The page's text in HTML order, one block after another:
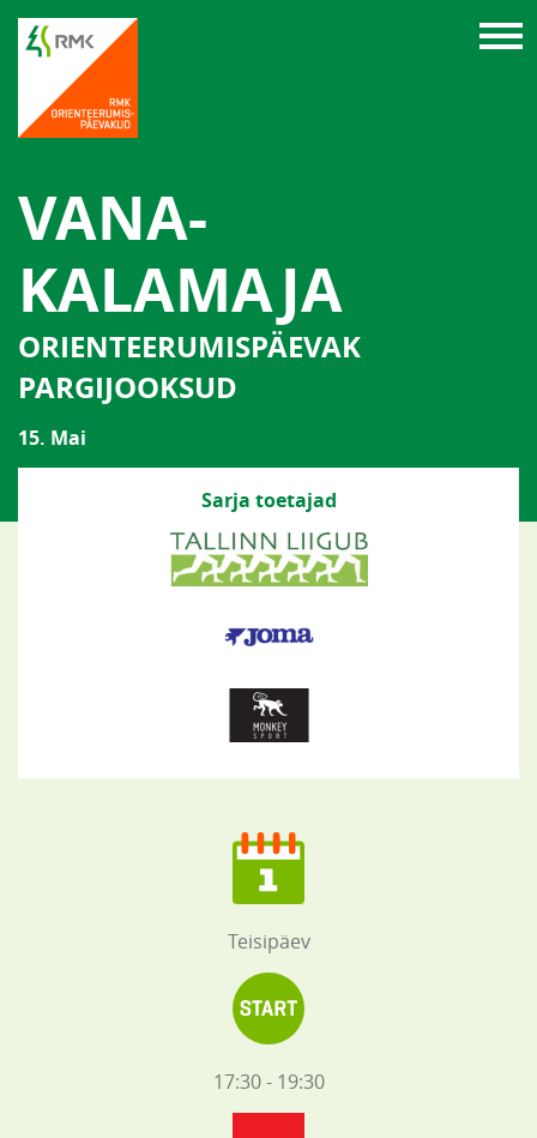
VANA-
KALAMAJA
ORIENTEERUMISPÄEVAK
PARGIJOOKSUD
15. Mai
Sarja toetajad
Teisipäev
17:30 - 19:30